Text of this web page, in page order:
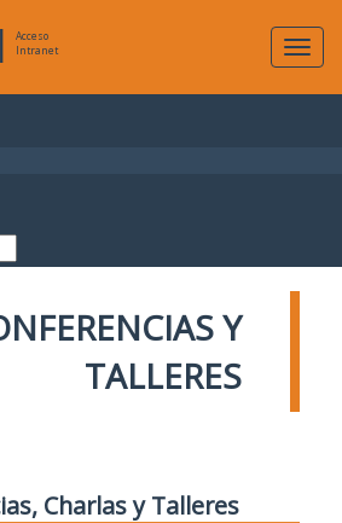
|
Acceso
Intranet
Y
TALLERES
Charlas y Talleres